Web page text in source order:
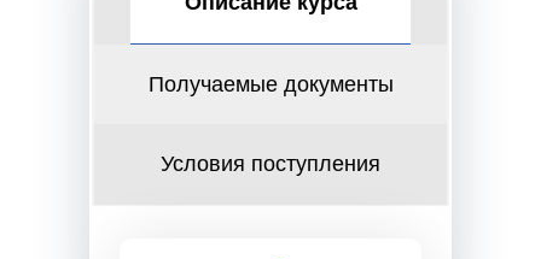
Получаемые документы
Условия поступления